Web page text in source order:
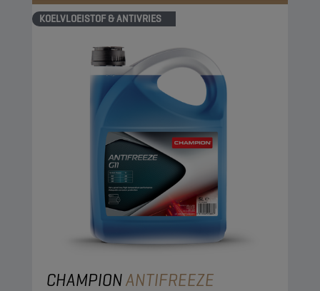
KOELVLOEISTOF & ANTIVRIES
CHAMPIONANTIFREEZE